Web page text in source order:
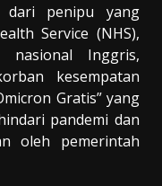
dari penipu yang
Service (NHS),
nasional Inggris,
kesempatan
Gratis” yang
pandemi dan
oleh pemerintah